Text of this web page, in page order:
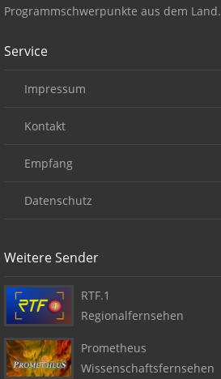
Programmschwerpunkte aus dem Land.
Service
Impressum
Kontakt
Empfang
Datenschutz
Weitere Sender
RTF.1
Regionalfernsehen
Prometheus
Wissenschaftsfernsehen